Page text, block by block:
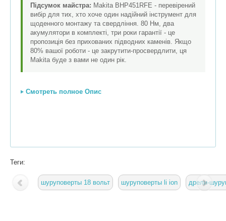
Підсумок майстра: Makita BHP451RFE - перевірений
вибір для тих, хто хоче один надійний інструмент для
щоденного монтажу та свердління. 80 Нм, два
акумулятори в комплекті, три роки гарантії - це
пропозиція без прихованих підводних каменів. Якщо
80% вашої роботи - це закрутити-просвердлити, ця
Makita буде з вами не один рік.
Смотреть полное Опис
Теги:
шуруповерты 18 вольт шуруповерты li ion дрели-